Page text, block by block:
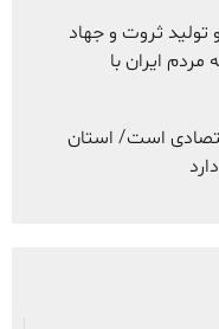
تولید ثروت و جهاد
ایران با
است/ استان